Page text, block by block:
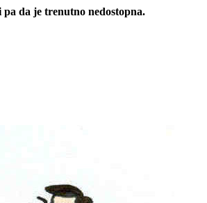
da je trenutno nedostopna.